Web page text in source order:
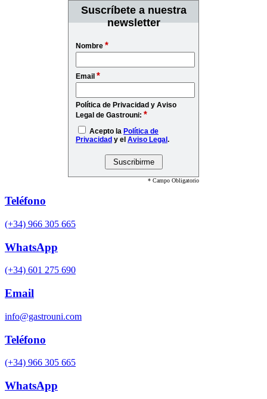
Suscríbete a nuestra
newsletter
Nombre *
Email *
Política de Privacidad y Aviso
Legal de Gastrouni: *
Acepto la Política de
Privacidad y el Aviso Legal.
* Campo Obligatorio
Teléfono
(+34) 966 305 665
WhatsApp
(+34) 601 275 690
Email
info@gastrouni.com
Teléfono
(+34) 966 305 665
WhatsApp